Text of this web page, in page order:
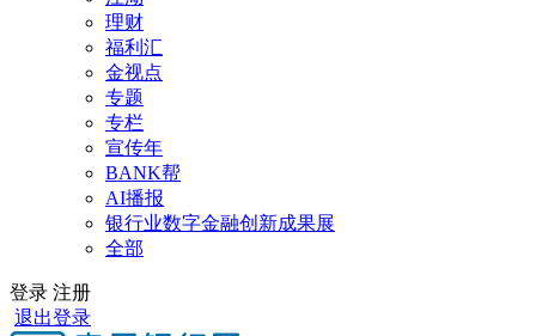
理财
福利汇
金视点
专题
专栏
宣传年
BANK帮
AI播报
银行业数字金融创新成果展
全部
登录 注册
退出登录